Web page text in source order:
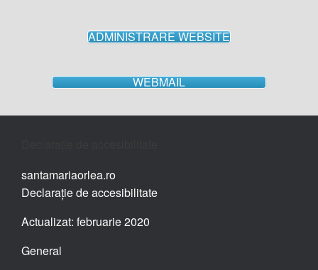
ADMINISTRARE WEBSITE
WEBMAIL
santamariaorlea.ro
Declarație de accesibilitate
Actualizat: februarie 2020
General